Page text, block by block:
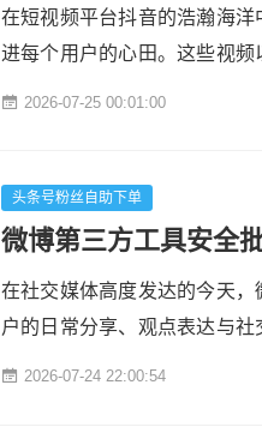
在短视频平台抖音的浩瀚海
进每个用户的心田。这些视
一、音乐的力量：情感...
2026-07-25 00:01:00
头条号粉丝自助下单
微博第三方工具安全
在社交媒体高度发达的今天
户的日常分享、观点表达与
2026-07-24 22:00:54